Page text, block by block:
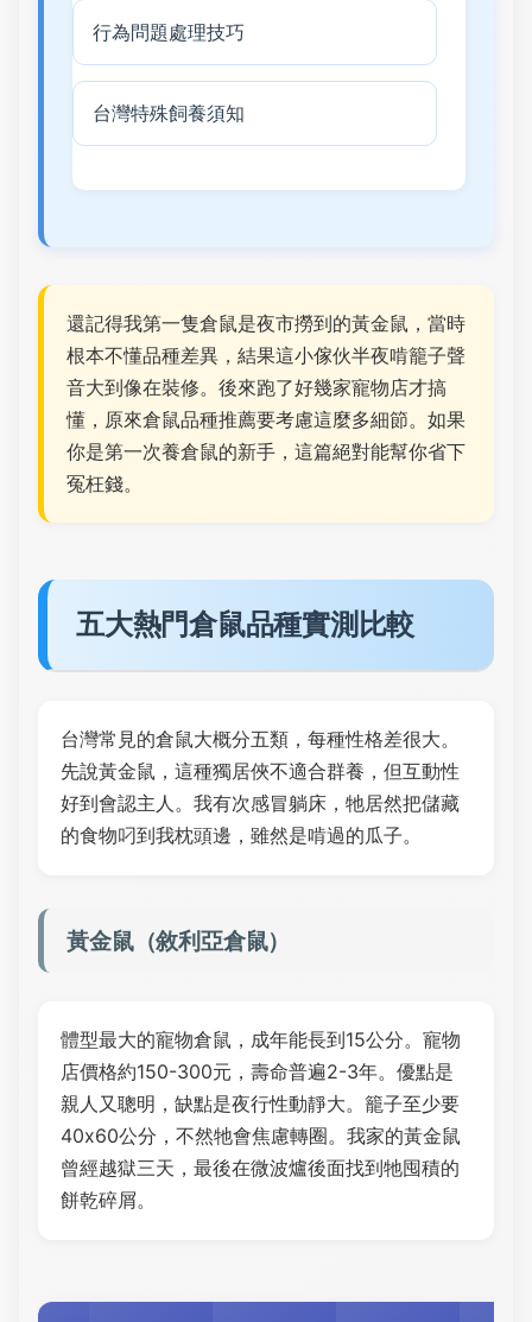
行為問題處理技巧
台灣特殊飼養須知
還記得我第一隻倉鼠是夜市撈到的黃金鼠，當時
根本不懂品種差異，結果這小傢伙半夜啃籠子聲
音大到像在裝修。後來跑了好幾家寵物店才搞
懂，原來倉鼠品種推薦要考慮這麼多細節。如果
你是第一次養倉鼠的新手，這篇絕對能幫你省下
冤枉錢。
五大熱門倉鼠品種實測比較
台灣常見的倉鼠大概分五類，每種性格差很大。
先說黃金鼠，這種獨居俠不適合群養，但互動性
好到會認主人。我有次感冒躺床，牠居然把儲藏
的食物叼到我枕頭邊，雖然是啃過的瓜子。
黃金鼠（敘利亞倉鼠）
體型最大的寵物倉鼠，成年能長到15公分。寵物
店價格約150-300元，壽命普遍2-3年。優點是
親人又聰明，缺點是夜行性動靜大。籠子至少要
40x60公分，不然牠會焦慮轉圈。我家的黃金鼠
曾經越獄三天，最後在微波爐後面找到牠囤積的
餅乾碎屑。